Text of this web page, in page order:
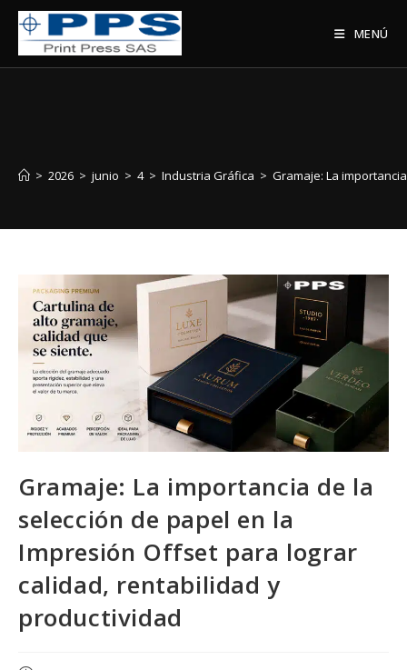
MENÚ
> 2026 > junio > 4 > Industria Gráfica > Gramaje: La
Gramaje: La importancia de la
selección de papel en la
Impresión Offset para lograr
calidad, rentabilidad y
productividad